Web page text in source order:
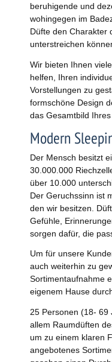
beruhigende und
wohingegen im
Düfte den Charakter
unterstreichen
Wir bieten Ihnen
helfen, Ihren
Vorstellungen zu
formschöne Design
das Gesamtbild Ihres
Modern
Der Mensch besitzt
30.000.000
über 10.000
Der Geruchssinn ist
den wir besitzen.
Gefühle,
sorgen dafür, die
Um für unsere
auch weiterhin zu
Sortimentaufnahme
eigenem Hause
25 Personen (18- 69
allem Raumdüften
um zu einem klaren
angebotenes